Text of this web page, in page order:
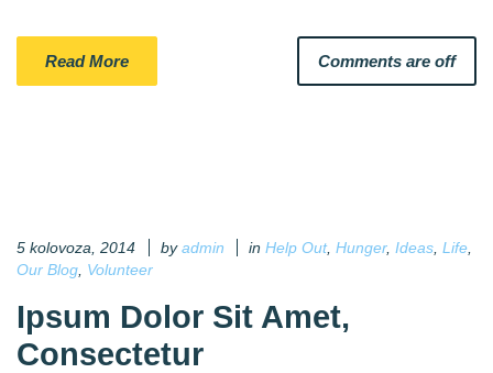
Read More Comments are off
5 kolovoza, 2014 byadmin in Help Out, Hunger, Ideas Life
Our Blog Volunteer
Ipsum Dolor Sit Amet,
Consectetur